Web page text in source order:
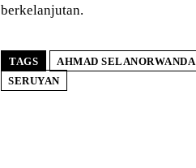
berkelanjutan.
TAGS AHMAD SELANORWANDA
SERUYAN